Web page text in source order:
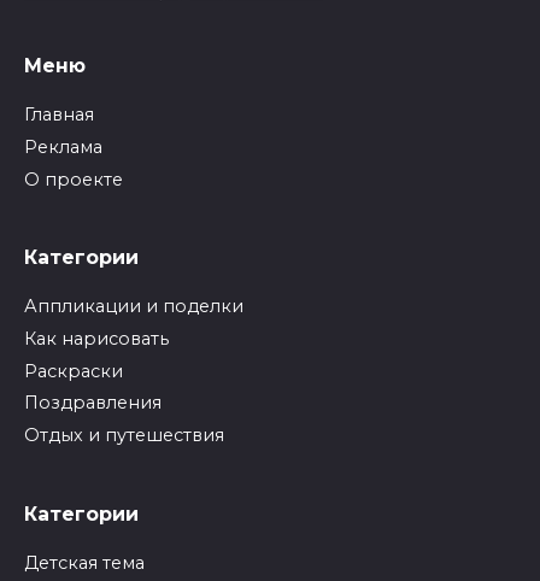
Меню
Главная
Реклама
О проекте
Категории
Аппликации и поделки
Как нарисовать
Раскраски
Поздравления
Отдых и путешествия
Категории
Детская тема